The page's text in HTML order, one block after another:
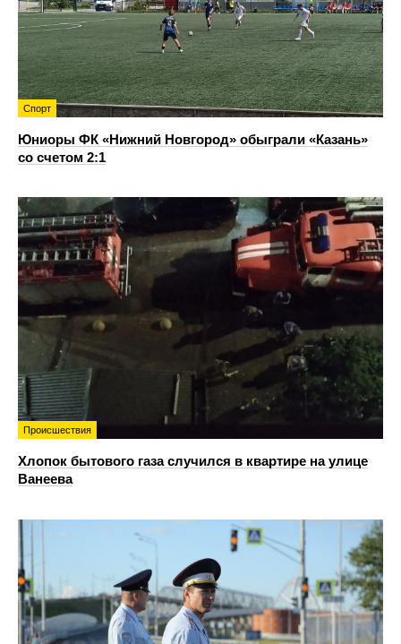
Спорт
Юниоры ФК «Нижний Новгород» обыграли «Казань»
со счетом 2:1
Происшествия
Хлопок бытового газа случился в квартире на улице
Ванеева